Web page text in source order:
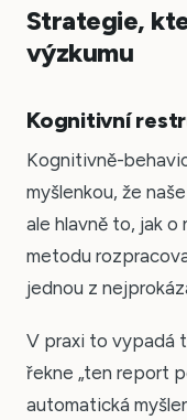
Strategie,
výzkumu
Kognitivní
Kognitivně-
myšlenkou, že
ale hlavně to, jak
metodu
jednou z
V praxi to vypadá
řekne „ten report
automatická